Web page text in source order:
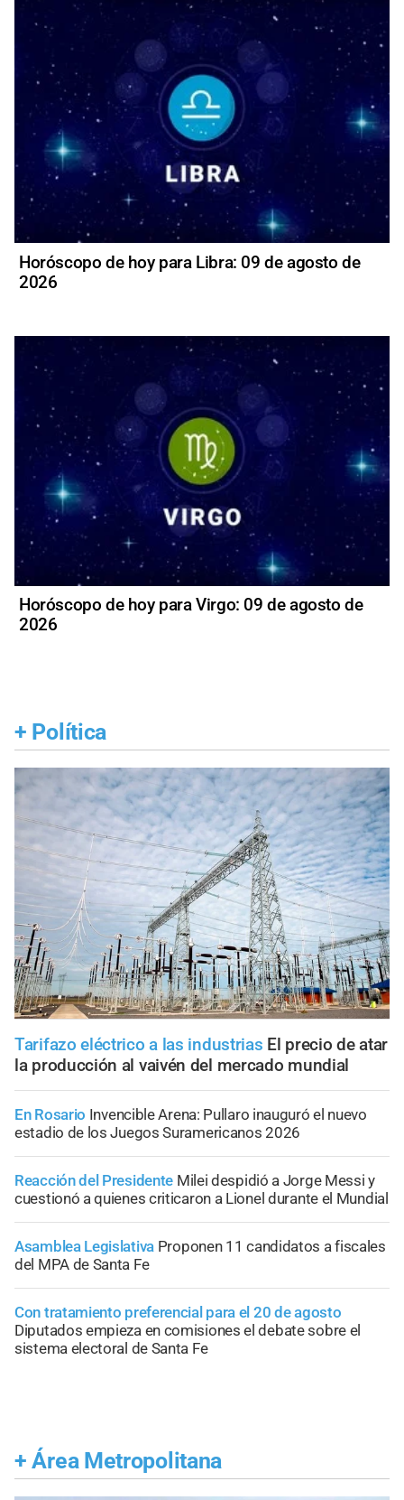
Horóscopo de hoy para Libra: 09 de agosto de
2026
Horóscopo de hoy para Virgo: 09 de agosto de
2026
+ Política
Tarifazo eléctrico a las industrias El precio de atar
la producción al vaivén del mercado mundial
En Rosario Invencible Arena: Pullaro inauguró el nuevo
estadio de los Juegos Suramericanos 2026
Reacción del Presidente Milei despidió a Jorge Messi y
cuestionó a quienes criticaron a Lionel durante el Mundial
Asamblea Legislativa Proponen 11 candidatos a fiscales
del MPA de Santa Fe
Con tratamiento preferencial para el 20 de agosto
Diputados empieza en comisiones el debate sobre el
sistema electoral de Santa Fe
+ Área Metropolitana